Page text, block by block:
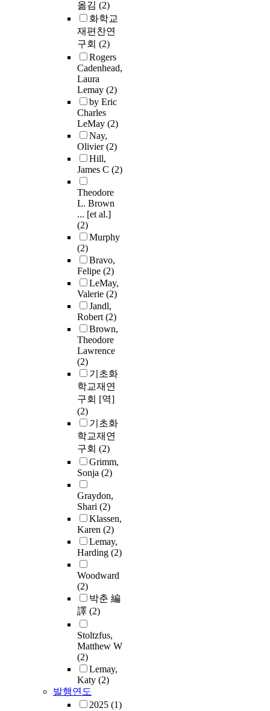
옮김 (2)
화학교
재편찬연
구회 (2)
Rogers
Cadenhead,
Laura
Lemay (2)
by Eric
Charles
LeMay (2)
Nay,
Olivier(2)
Hill,
James C (2)
Theodore
L. Brown
... [et al.]
(2)
Murphy
(2)
Bravo,
Felipe (2)
LeMay,
Valerie (2)
Jandl,
Robert(2)
Brown,
Theodore
Lawrence
(2)
기초화
학교재연
구회 [역]
(2)
기초화
학교재연
구회 (2)
Grimm,
Sonja (2)
Graydon,
Shari (2)
Klassen,
Karen (2)
Lemay,
Harding (2)
Woodward
(2)
박춘 編
譯 (2)
Stoltzfus,
Matthew W
(2)
Lemay,
Katy (2)
발행연도
2025 (1)